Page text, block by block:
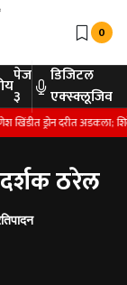
0
पेज
३
डिजिटल
एक्स्क्लूजिव
ड्रोन दरीत अडकला;
ठरेल